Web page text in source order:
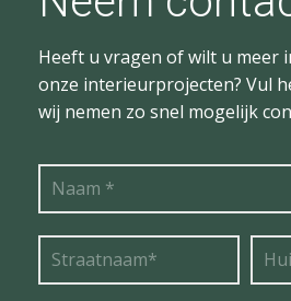
Heeft u vragen of wilt u meer
onze interieurprojecten? Vul
wij nemen zo snel mogelijk